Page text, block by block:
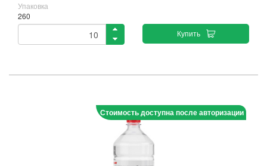
Упаковка
260
Купить
Стоимость доступна после авторизации